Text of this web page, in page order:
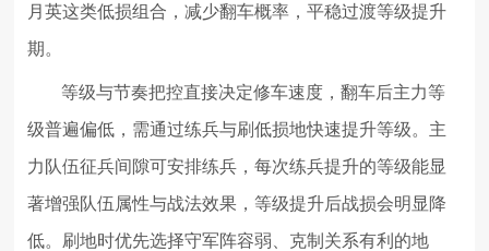
月英这类低损组合，减少翻车概率，平稳过渡等级提升
期。
等级与节奏把控直接决定修车速度，翻车后主力等
级普遍偏低，需通过练兵与刷低损地快速提升等级。主
力队伍征兵间隙可安排练兵，每次练兵提升的等级能显
著增强队伍属性与战法效果，等级提升后战损会明显降
低。刷地时优先选择守军阵容弱、克制关系有利的地